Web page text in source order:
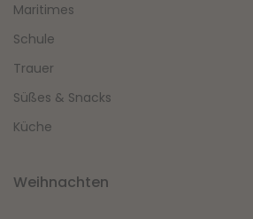
Maritimes
Schule
Trauer
Süßes & Snacks
Küche
Weihnachten